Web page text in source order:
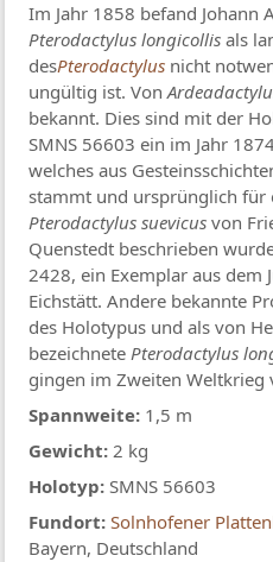
Im Jahr 1858 befand Johann
Pterodactylus longicollis als
desPterodactylus nicht
ungültig ist. Von
bekannt. Dies sind mit der
SMNS 56603 ein im Jahr
welches aus
stammt und ursprünglich für
Pterodactylus suevicus von
Quenstedt beschrieben
2428, ein Exemplar aus dem
Eichstätt. Andere bekannte
des Holotypus und als von
bezeichnetePterodactylus
gingen im Zweiten Weltkrieg
Spannweite: 1,5 m
Gewicht: 2 kg
Holotyp: SMNS 56603
Fundort: Solnhofener
Bayern, Deutschland